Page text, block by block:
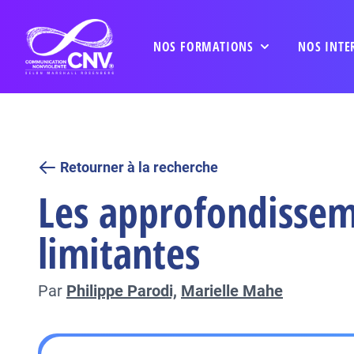
NOS FORMATIONS NOS
Retourner à la recherche
Les
limitantes
Par Philippe Parodi, Marielle Mahe